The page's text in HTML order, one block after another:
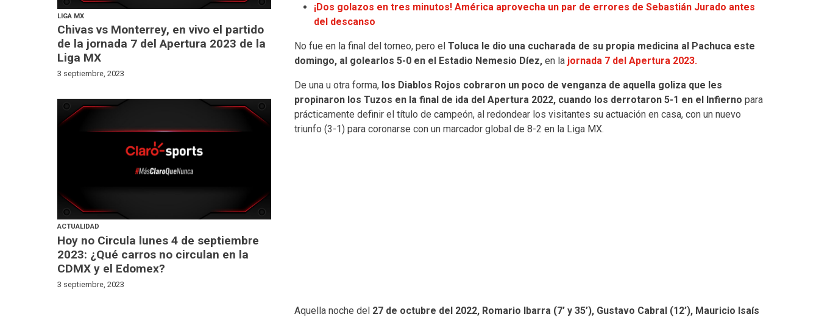
LIGA MX
Chivas vs Monterrey, en vivo el partido
de la jornada 7 del Apertura 2023 de la
Liga MX
3 septiembre, 2023
ACTUALIDAD
Hoy no Circula lunes 4 de septiembre
2023: ¿Qué carros no circulan en la
CDMX y el Edomex?
3 septiembre, 2023
¡Dos golazos en tres minutos! América aprovecha un par de errores de Sebastián Jurado antes
del descanso
No fue en la final del torneo, pero el Toluca le dio una cucharada de su propia medicina al Pachuca este
domingo, al golearlos 5-0 en el Estadio Nemesio Díez,en la jornada 7 del Apertura 2023.
De una u otra forma, los Diablos Rojos cobraron un poco de venganza de aquella goliza que les
propinaron los Tuzos en la final de ida del Apertura 2022, cuando los derrotaron 5-1 en el Infierno para
prácticamente definir el título de campeón, al redondear los visitantes su actuación en casa, con un nuevo
triunfo (3-1) para coronarse con un marcador global de 8-2 en la Liga MX.
Aquella noche del 27 de octubre del 2022, Romario Ibarra (7’ y 35’), Gustavo Cabral (12’), Mauricio Isaís